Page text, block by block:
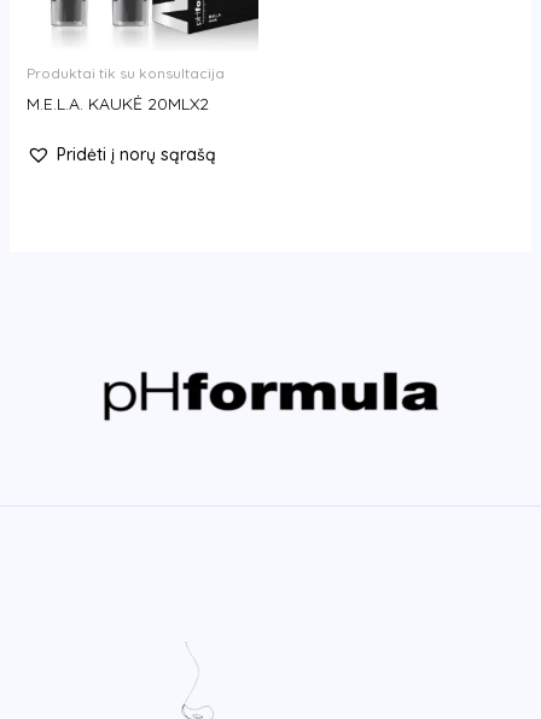
Produktai tik su konsultacija
M.E.L.A. KAUKĖ 20MLX2
Pridėti į norų sąrašą